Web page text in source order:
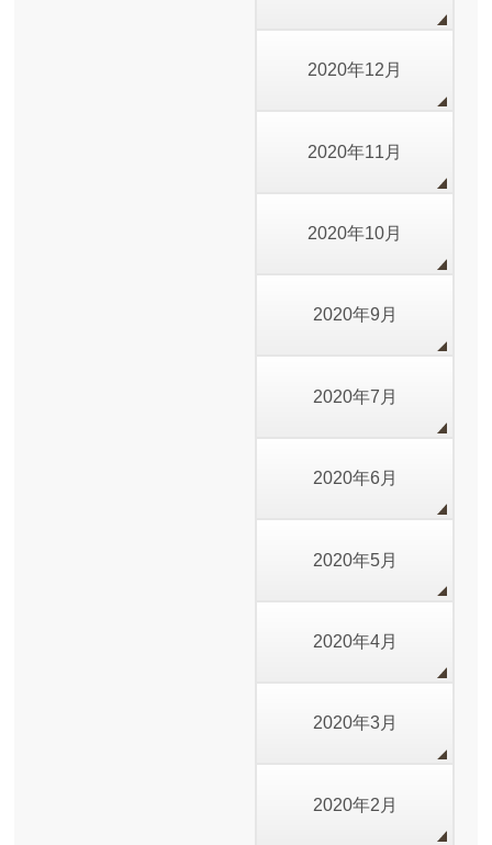
2020年12月
2020年11月
2020年10月
2020年9月
2020年7月
2020年6月
2020年5月
2020年4月
2020年3月
2020年2月